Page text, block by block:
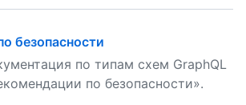
безопасности
по типам схем GraphQL
по безопасности».